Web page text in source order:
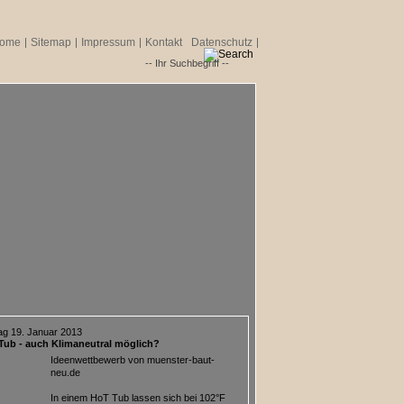
Sitemap Impressum Kontakt Datenschutz
19. Januar 2013
- auch Klimaneutral möglich?
Ideenwettbewerb von muenster-baut-
neu.de
In einem HoT Tub lassen sich bei 102°F